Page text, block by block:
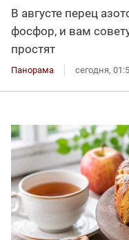
В августе перец
фосфор, и вам
простят
Панорама сегодня,